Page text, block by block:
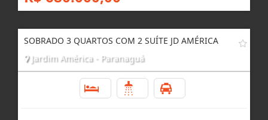
SOBRADO 3 QUARTOS COM 2 SUÍTE JD AMÉRICA
Jardim América - Paranaguá